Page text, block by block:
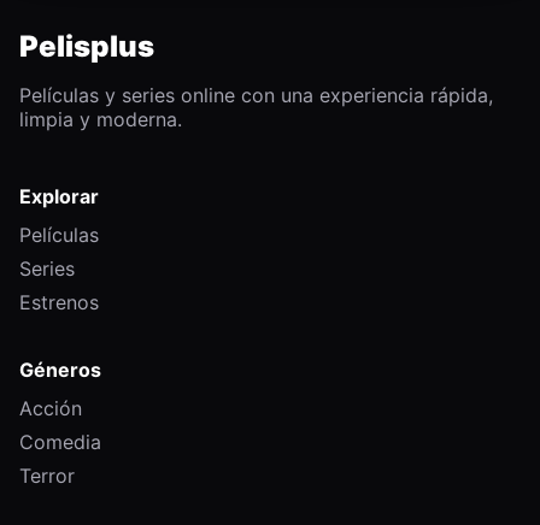
Pelisplus
Películas y series online con una experiencia rápida,
limpia y moderna.
Explorar
Películas
Series
Estrenos
Géneros
Acción
Comedia
Terror